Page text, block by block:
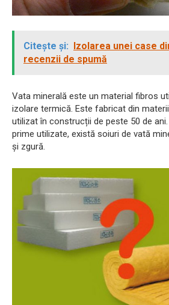
Citește și: Izolarea unei case
recenzii de spumă
Vata minerală este un material fibros
izolare termică. Este fabricat din
utilizat în construcții de peste 50 de
prime utilizate, există soiuri de vată
și zgură.